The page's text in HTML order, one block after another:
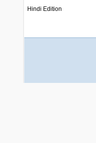
Hindi Edition